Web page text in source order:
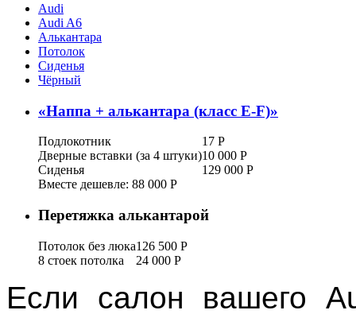
Audi
Audi A6
Алькантара
Потолок
Сиденья
Чёрный
«Наппа + алькантара (класс E-F)»
Подлокотник 17 Р
Дверные вставки (за 4 штуки)10 000 Р
Сиденья
129 000 Р
Вместе дешевле: 88 000 Р
Перетяжка алькантарой
Потолок без люка126 500 Р
8 стоек потолка
24 000 Р
Если салон вашего